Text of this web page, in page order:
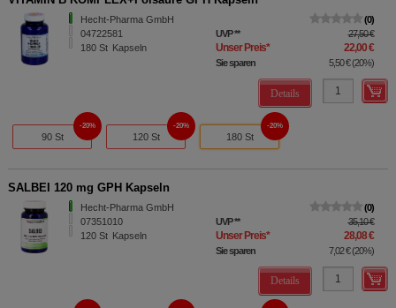
Hecht-Pharma GmbH
04722581
180 St Kapseln
0
UVP** 27,50 €
Unser Preis* 22,00 €
Sie sparen 5,50 €(20%)
Details
90 St
20%
120 St
20%
180 St
20%
SALBEI 120 mg GPH Kapseln
Hecht-Pharma GmbH
07351010
120 St Kapseln
0
UVP** 35,10 €
Unser Preis* 28,08 €
Sie sparen 7,02 €(20%)
Details